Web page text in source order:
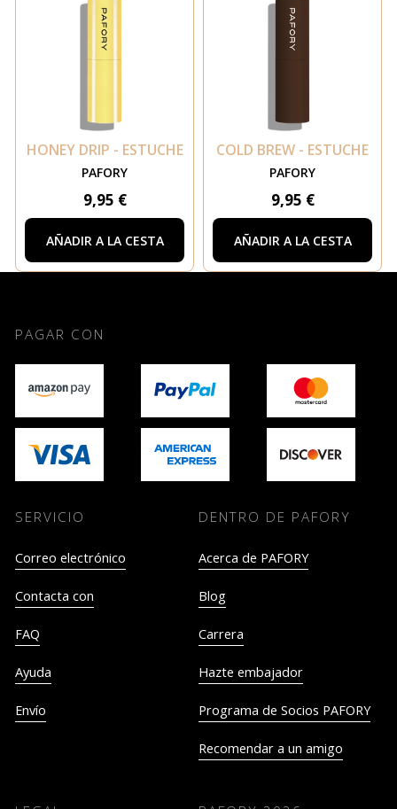
HONEY DRIP - ESTUCHE
PAFORY
9,95 €
AÑADIR A LA CESTA
COLD BREW - ESTUCHE
PAFORY
9,95 €
AÑADIR A LA CESTA
PAGAR CON
SERVICIO
Correo electrónico
Contacta con
FAQ
Ayuda
Envío
DENTRO DE PAFORY
Acerca de PAFORY
Blog
Carrera
Hazte embajador
Programa de Socios PAFORY
Recomendar a un amigo